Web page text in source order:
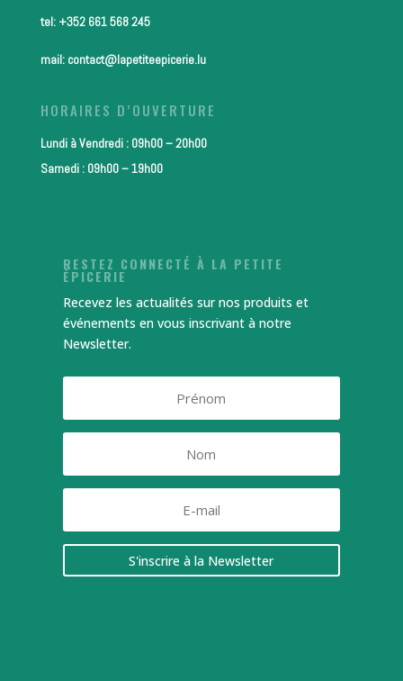
tel: +352 661 568 245
mail: contact@lapetiteepicerie.lu
HORAIRES D’OUVERTURE
Lundi à Vendredi : 09h00 – 20h00
Samedi : 09h00 – 19h00
RESTEZ CONNECTÉ À LA PETITE
ÉPICERIE
Recevez les actualités sur nos produits et
événements en vous inscrivant à notre
Newsletter.
S'inscrire à la Newsletter